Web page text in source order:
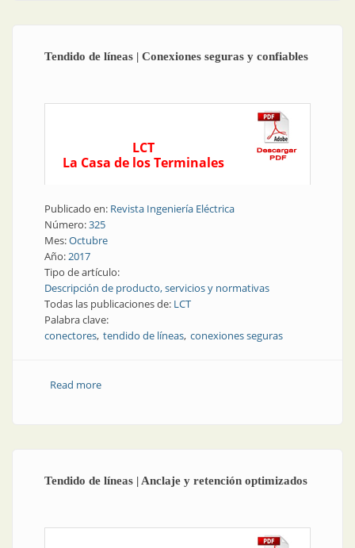
Tendido de líneas | Conexiones seguras y confiables
LCT
La Casa de los Terminales
Publicado en: Revista Ingeniería Eléctrica
Número:325
Mes:Octubre
Año:2017
Tipo de artículo:
Descripción de producto, servicios y normativas
Todas las publicaciones de: LCT
Palabra clave:
conectores tendido de líneas conexiones seguras
Read moreabout Tendido de líneas | Conexiones seguras y
Tendido de líneas | Anclaje y retención optimizados